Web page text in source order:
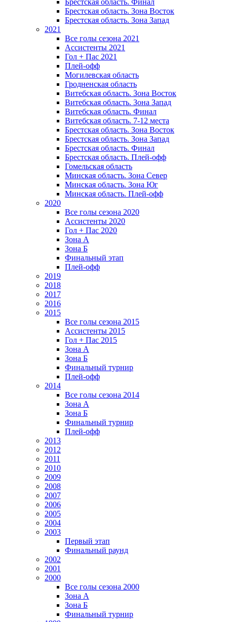
Брестская область. Финал
Брестская область. Зона Восток
Брестская область. Зона Запад
2021
Все голы сезона 2021
Ассистенты 2021
Гол + Пас 2021
Плей-офф
Могилевская область
Гродненская область
Витебская область. Зона Восток
Витебская область. Зона Запад
Витебская область. Финал
Витебская область. 7-12 места
Брестская область. Зона Восток
Брестская область. Зона Запад
Брестская область. Финал
Брестская область. Плей-офф
Гомельская область
Минская область. Зона Север
Минская область. Зона Юг
Минская область. Плей-офф
2020
Все голы сезона 2020
Ассистенты 2020
Гол + Пас 2020
Зона А
Зона Б
Финальный этап
Плей-офф
2019
2018
2017
2016
2015
Все голы сезона 2015
Ассистенты 2015
Гол + Пас 2015
Зона А
Зона Б
Финальный турнир
Плей-офф
2014
Все голы сезона 2014
Зона А
Зона Б
Финальный турнир
Плей-офф
2013
2012
2011
2010
2009
2008
2007
2006
2005
2004
2003
Первый этап
Финальный раунд
2002
2001
2000
Все голы сезона 2000
Зона А
Зона Б
Финальный турнир